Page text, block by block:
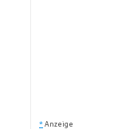
* Anzeige